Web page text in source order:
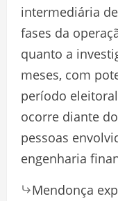
intermediária
fases da
quanto a
meses, com
período
ocorre diante
pessoas
engenharia
Mendonça